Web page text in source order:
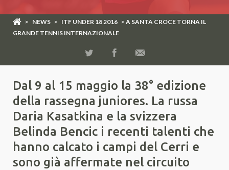
> NEWS > ITF UNDER 18 2016 > A SANTA CROCE TORNA IL
GRANDE TENNIS INTERNAZIONALE
Dal 9 al 15 maggio la 38° edizione
della rassegna juniores. La russa
Daria Kasatkina e la svizzera
Belinda Bencic i recenti talenti che
hanno calcato i campi del Cerri e
sono già affermate nel circuito